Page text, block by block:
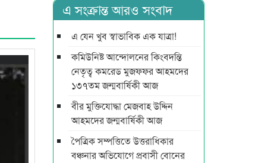
এ সংক্রান্ত আরও সংবাদ
এ যেন খুব স্বাভাবিক এক যাত্রা!
কমিউনিষ্ট আন্দোলনের কিংবদন্তি
নেতৃত্ব কমরেড মুজফ্ফর আহমদের
১৩৭তম জন্মবার্ষিকী আজ
বীর মুক্তিযোদ্ধা মেজবাহ উদ্দিন
আহমদের জন্মবার্ষিকী আজ
পৈত্রিক সম্পত্তিতে উত্তরাধিকার
বঞ্চনার অভিযোগে প্রবাসী বোনের